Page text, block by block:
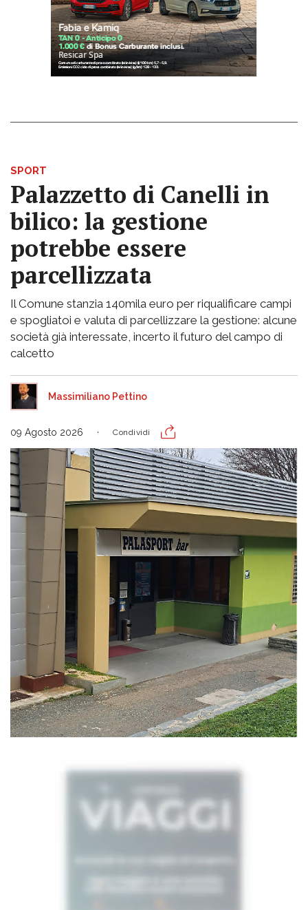
SPORT
Palazzetto di Canelli in
bilico: la gestione
potrebbe essere
parcellizzata
Il Comune stanzia 140mila euro per riqualificare campi
e spogliatoi e valuta di parcellizzare la gestione: alcune
società già interessate, incerto il futuro del campo di
calcetto
Massimiliano Pettino
09 Agosto 2026 Condividi